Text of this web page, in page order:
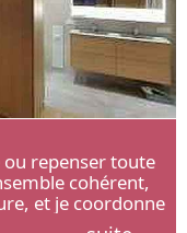
repenser toute
cohérent,
et je coordonne